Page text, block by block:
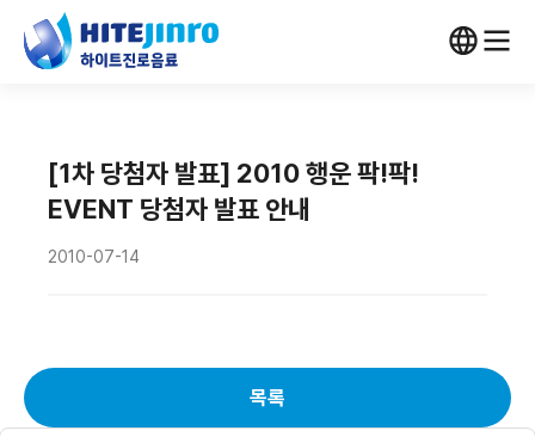
[1차 당첨자 발표] 2010 행운 팍!팍!
EVENT 당첨자 발표 안내
2010-07-14
목록